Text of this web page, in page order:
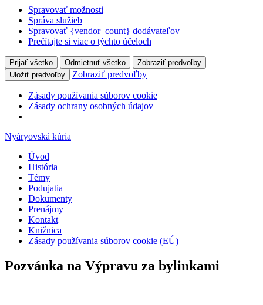
Spravovať možnosti
Správa služieb
Spravovať {vendor_count} dodávateľov
Prečítajte si viac o týchto účeloch
Prijať všetko Odmietnuť všetko
Zobraziť predvoľby
Uložiť predvoľby
Zobraziť predvoľby
Zásady používania súborov cookie
Zásady ochrany osobných údajov
Nyáryovská kúria
Úvod
História
Témy
Podujatia
Dokumenty
Prenájmy
Kontakt
Knižnica
Zásady používania súborov cookie (EÚ)
Pozvánka na Výpravu za bylinkami